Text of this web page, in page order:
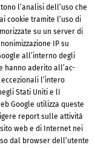
l’analisi dell’uso che
cookie tramite l’uso di
su un server di
IP su
all’interno degli
hanno aderito all’ac-
l’intero
Stati Uniti e lì
Google utilizza queste
report sulle attività
web e di Internet nei
dal browser dell’utente